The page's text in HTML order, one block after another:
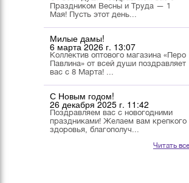
Праздником Весны и Труда — 1
Мая! Пусть этот день...
Милые дамы!
6 марта 2026 г. 13:07
Коллектив оптового магазина «Перо
Павлина» от всей души поздравляет
вас с 8 Марта! ...
С Новым годом!
26 декабря 2025 г. 11:42
Поздравляем вас с новогодними
праздниками! Желаем вам крепкого
здоровья, благополуч...
Читать все